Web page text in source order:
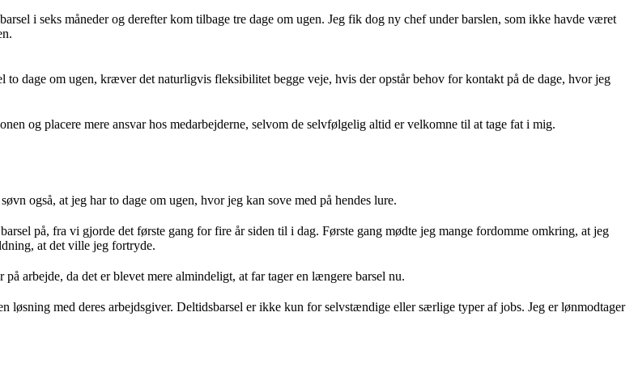
i seks måneder og derefter kom tilbage tre dage om ugen. Jeg fik dog ny chef under barslen, som ikke havde været
to dage om ugen, kræver det naturligvis fleksibilitet begge veje, hvis der opstår behov for kontakt på de dage, hvor jeg
og placere mere ansvar hos medarbejderne, selvom de selvfølgelig altid er velkomne til at tage fat i mig.
også, at jeg har to dage om ugen, hvor jeg kan sove med på hendes lure.
på, fra vi gjorde det første gang for fire år siden til i dag. Første gang mødte jeg mange fordomme omkring, at jeg
at det ville jeg fortryde.
arbejde, da det er blevet mere almindeligt, at far tager en længere barsel nu.
løsning med deres arbejdsgiver. Deltidsbarsel er ikke kun for selvstændige eller særlige typer af jobs. Jeg er lønmodtager